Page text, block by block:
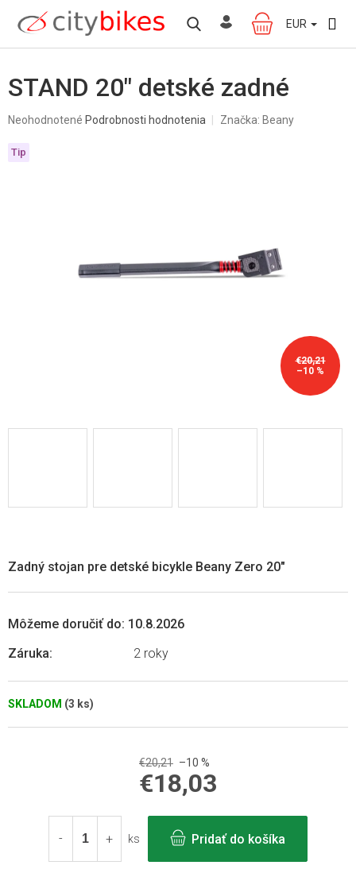
obsah
NÁKUPNÝ
KOŠÍK
EUR
STAND 20" detské zadné
Priemerné
produktu
je
Neohodnotené Podrobnosti hodnotenia Značka: Beany
€20,21
–10 %
Tip
SKLADOM (3 ks)
Môžeme doručiť do: 10.8.2026
Záruka: 2 roky
Zadný stojan pre detské bicykle Beany Zero 20"
€20,21 –10 %
€18,03
cena:
ks
Pridať do košíka